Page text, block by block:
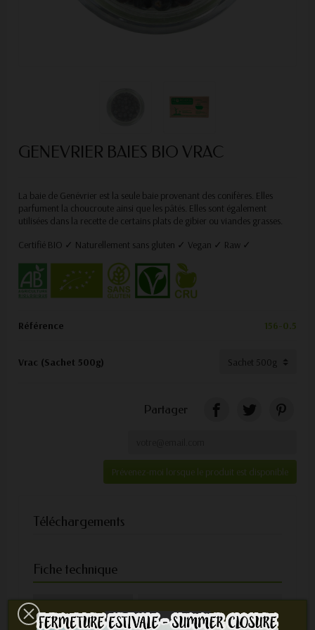
GENEVRIER BAIES BIO VRAC
La baie de Genévrier est la seule baie provenant des conifères. Elles
parfument la choucroute ainsi que les pâtés. Elles sont également
utilisées dans la recette de certains plats de gibier ou viandes grasses.
Certifié BIO ✓ Naturellement sans gluten ✓ Vegan ✓ Raw ✓
Référence 156-0.5
Vrac (Sachet 500g)
Partager
Prévenez-moi lorsque le produit est disponible
Téléchargements
Fiche technique
Ingrédients